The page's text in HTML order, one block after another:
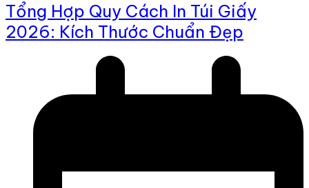
Tổng Hợp Quy Cách In Túi Giấy
2026: Kích Thước Chuẩn Đẹp